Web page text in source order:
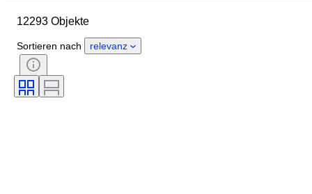
Herkunftsland
Geschlecht
Zustand
Periode
Zertifikat
Auflage
Uhrwerk
12293 Objekte
Sortieren nach relevanz